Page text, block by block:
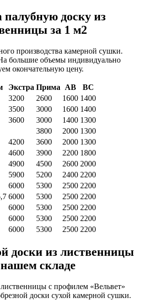
доску из
за 1 м2
производства камерной сушки.
большие объемы индивидуально
окончательную цену.
Экстра Прима АВ
ВС
3200 2600 1600 1400
3500 3000 1600 1400
3600 3000 1400 1300
3800 2000 1300
4200 3600 2000 1300
4600 3900 2200 1800
4900 4500 2600 2000
5900 5200 2400 2200
6000 5300 2500 2200
6000 5300 2500 2200
6000 5300 2500 2200
6000 5300 2500 2200
6000 5300 2500 2200
доски из лиственницы
складе
с профилем «Вельвет»
доски сухой камерной сушки.